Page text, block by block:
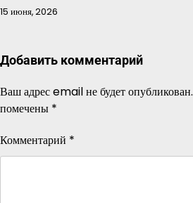
15 июня, 2026
Добавить комментарий
Ваш адрес email не будет опубликован.
помечены *
Комментарий *